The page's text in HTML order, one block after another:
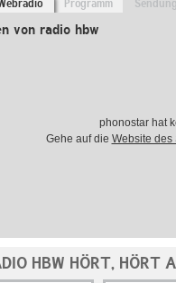
Programm
von radio hbw
phonostar hat
Gehe auf die Website des
HBW HÖRT, HÖRT